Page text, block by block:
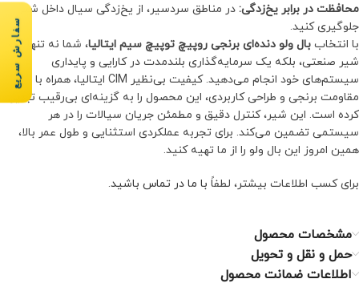
محافظت در برابر یخ‌زدگی: در مناطق سردسیر، از یخ‌زدگی سیال داخل شیر
جلوگیری کنید.
با انتخاب بال ولو دنده‌ای برنجی روپیچ توپیچ سیم ایتالیا، شما نه تنها یک
شیر صنعتی، بلکه یک سرمایه‌گذاری بلندمدت در کارایی و پایداری
سیستم‌های خود انجام می‌دهید. کیفیت بی‌نظیر CIM ایتالیا، همراه با
مقاومت برنجی و طراحی کاربردی، این محصول را به گزینه‌ای بی‌رقیب تبدیل
کرده است. این شیر، کنترل دقیق و مطمئن جریان سیالات را در هر
سیستمی تضمین می‌کند. برای تجربه عملکردی استثنایی و طول عمر بالا،
همین امروز این بال ولو را از ما تهیه کنید.
برای کسب اطلاعات بیشتر، لطفاً با ما در تماس باشید.
مشخصات محصول
حمل و نقل و تحویل
اطلاعات ضمانت محصول
سفارش سریع